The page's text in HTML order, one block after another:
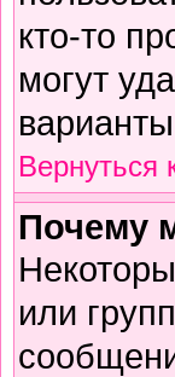
кто-то
могут
Вернуться
Почему
или